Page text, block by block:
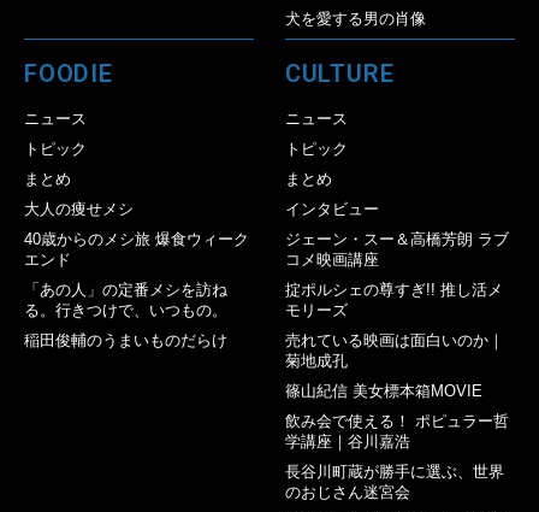
犬を愛する男の肖像
FOODIE
ニュース
トピック
まとめ
大人の痩せメシ
40歳からのメシ旅 爆食ウィーク
エンド
「あの人」の定番メシを訪ね
る。行きつけで、いつもの。
稲田俊輔のうまいものだらけ
CULTURE
ニュース
トピック
まとめ
インタビュー
ジェーン・スー＆高橋芳朗 ラブ
コメ映画講座
掟ポルシェの尊すぎ!! 推し活メ
モリーズ
売れている映画は面白いのか｜
菊地成孔
篠山紀信 美女標本箱MOVIE
飲み会で使える！ ポピュラー哲
学講座｜谷川嘉浩
長谷川町蔵が勝手に選ぶ、世界
のおじさん迷宮会